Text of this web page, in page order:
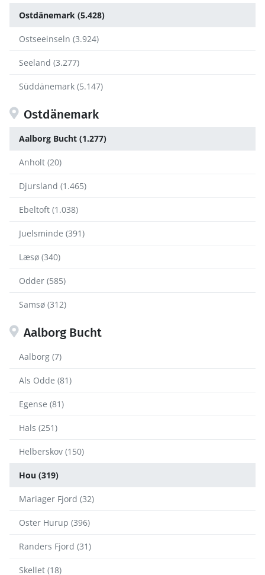
Ostdänemark (5.428)
Ostseeinseln (3.924)
Seeland (3.277)
Süddänemark (5.147)
Ostdänemark
Aalborg Bucht (1.277)
Anholt (20)
Djursland (1.465)
Ebeltoft (1.038)
Juelsminde (391)
Læsø (340)
Odder (585)
Samsø (312)
Aalborg Bucht
Aalborg (7)
Als Odde (81)
Egense (81)
Hals (251)
Helberskov (150)
Hou (319)
Mariager Fjord (32)
Oster Hurup (396)
Randers Fjord (31)
Skellet (18)